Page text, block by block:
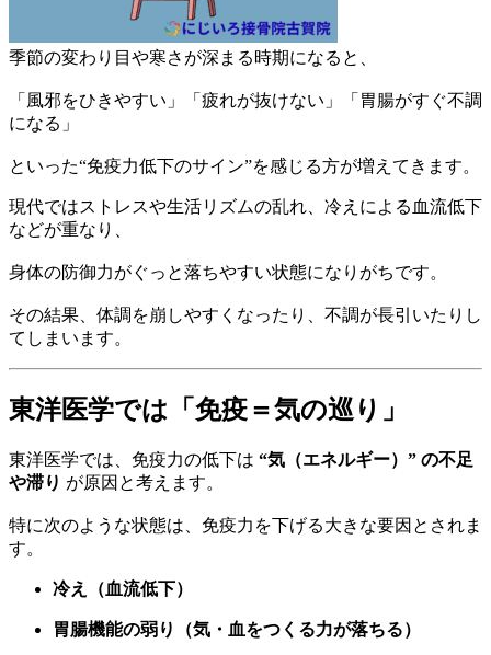
季節の変わり目や寒さが深まる時期になると、
「風邪をひきやすい」「疲れが抜けない」「胃腸がすぐ不調
になる」
といった“免疫力低下のサイン”を感じる方が増えてきます。
現代ではストレスや生活リズムの乱れ、冷えによる血流低下
などが重なり、
身体の防御力がぐっと落ちやすい状態になりがちです。
その結果、体調を崩しやすくなったり、不調が長引いたりし
てしまいます。
東洋医学では「免疫＝気の巡り」
東洋医学では、免疫力の低下は “気（エネルギー）” の不足
や滞り が原因と考えます。
特に次のような状態は、免疫力を下げる大きな要因とされま
す。
冷え（血流低下）
胃腸機能の弱り（気・血をつくる力が落ちる）